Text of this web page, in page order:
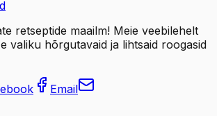
retseptide maailm! Meie veebilehelt
valiku hõrgutavaid ja lihtsaid roogasid
Email